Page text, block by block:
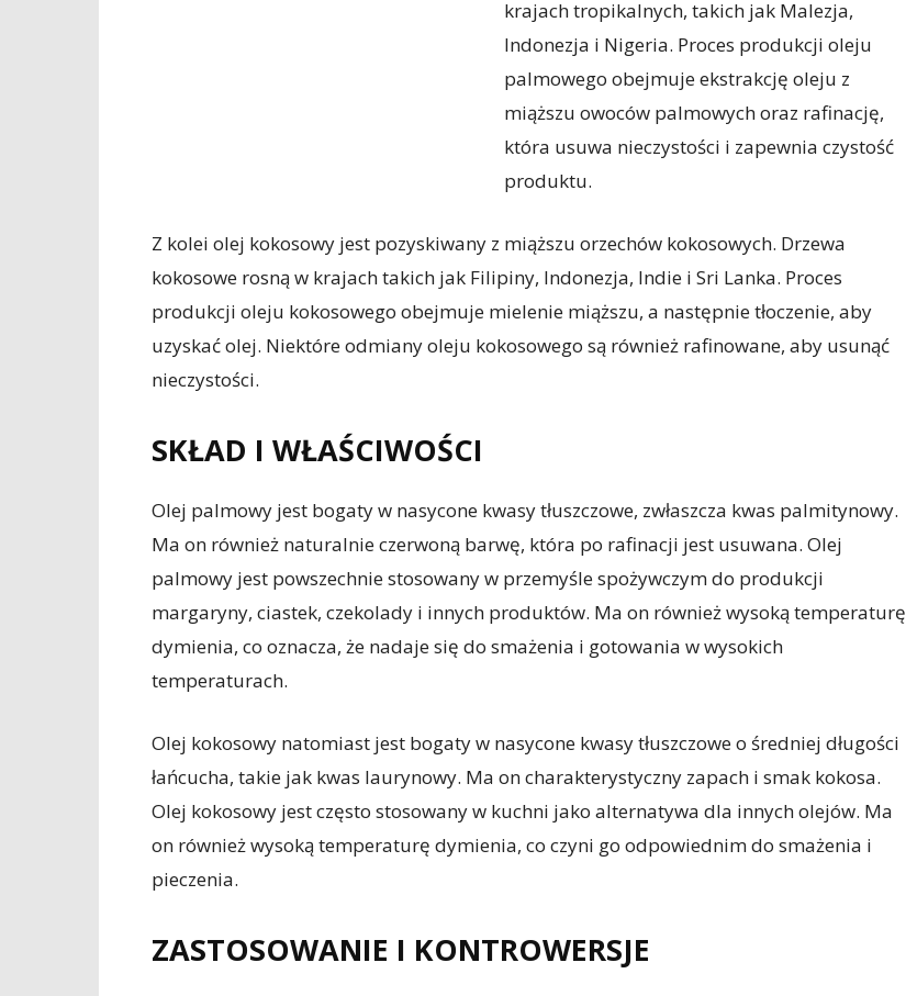
krajach tropikalnych, takich jak Malezja,
Indonezja i Nigeria. Proces produkcji oleju
palmowego obejmuje ekstrakcję oleju z
miąższu owoców palmowych oraz rafinację,
która usuwa nieczystości i zapewnia czystość
produktu.
Z kolei olej kokosowy jest pozyskiwany z miąższu orzechów kokosowych. Drzewa
kokosowe rosną w krajach takich jak Filipiny, Indonezja, Indie i Sri Lanka. Proces
produkcji oleju kokosowego obejmuje mielenie miąższu, a następnie tłoczenie, aby
uzyskać olej. Niektóre odmiany oleju kokosowego są również rafinowane, aby usunąć
nieczystości.
SKŁAD I WŁAŚCIWOŚCI
Olej palmowy jest bogaty w nasycone kwasy tłuszczowe, zwłaszcza kwas palmitynowy.
Ma on również naturalnie czerwoną barwę, która po rafinacji jest usuwana. Olej
palmowy jest powszechnie stosowany w przemyśle spożywczym do produkcji
margaryny, ciastek, czekolady i innych produktów. Ma on również wysoką temperaturę
dymienia, co oznacza, że nadaje się do smażenia i gotowania w wysokich
temperaturach.
Olej kokosowy natomiast jest bogaty w nasycone kwasy tłuszczowe o średniej długości
łańcucha, takie jak kwas laurynowy. Ma on charakterystyczny zapach i smak kokosa.
Olej kokosowy jest często stosowany w kuchni jako alternatywa dla innych olejów. Ma
on również wysoką temperaturę dymienia, co czyni go odpowiednim do smażenia i
pieczenia.
ZASTOSOWANIE I KONTROWERSJE